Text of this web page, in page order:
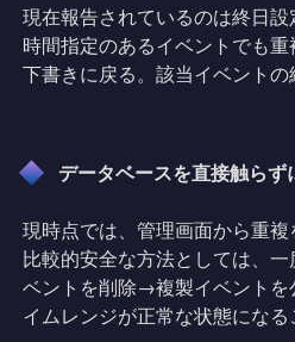
現在報告されているのは終日設
時間指定のあるイベントでも
下書きに戻る。該当イベントの
データベースを直接触ら
現時点では、管理画面から重複
比較的安全な方法としては、
ベントを削除→複製イベントを
イムレンジが正常な状態になる